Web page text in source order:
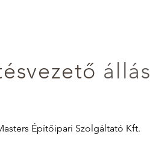
állás
Építőipari Szolgáltató Kft.